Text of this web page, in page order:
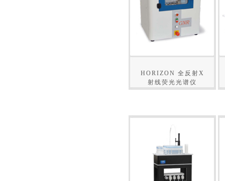
HORIZON 全反射X
射线荧光光谱仪